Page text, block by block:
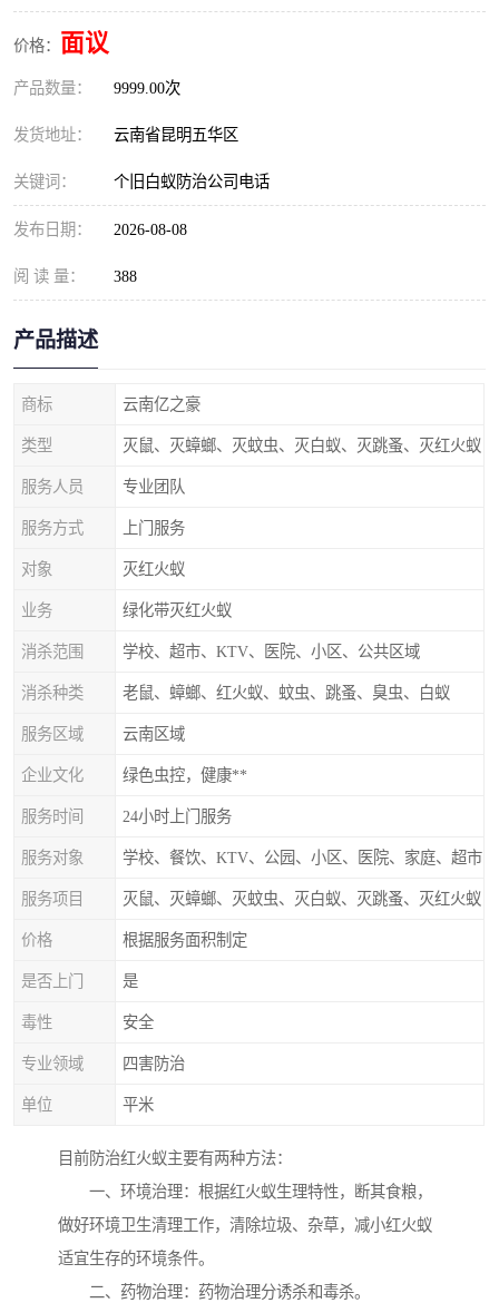
价格： 面议
产品数量： 9999.00次
发货地址： 云南省昆明五华区
关键词： 个旧白蚁防治公司电话
发布日期： 2026-08-08
阅 读 量： 388
产品描述
商标 云南亿之豪
类型 灭鼠、灭蟑螂、灭蚊虫、灭白蚁、灭跳蚤、灭红火蚁
服务人员 专业团队
服务方式 上门服务
对象 灭红火蚁
业务 绿化带灭红火蚁
消杀范围 学校、超市、KTV、医院、小区、公共区域
消杀种类 老鼠、蟑螂、红火蚁、蚊虫、跳蚤、臭虫、白蚁
服务区域 云南区域
企业文化 绿色虫控，健康**
服务时间 24小时上门服务
服务对象 学校、餐饮、KTV、公园、小区、医院、家庭、超市
服务项目 灭鼠、灭蟑螂、灭蚊虫、灭白蚁、灭跳蚤、灭红火蚁
价格 根据服务面积制定
是否上门 是
毒性 安全
专业领域 四害防治
单位 平米
目前防治红火蚁主要有两种方法：
一、环境治理：根据红火蚁生理特性，断其食粮，
做好环境卫生清理工作，清除垃圾、杂草，减小红火蚁
适宜生存的环境条件。
二、药物治理：药物治理分诱杀和毒杀。